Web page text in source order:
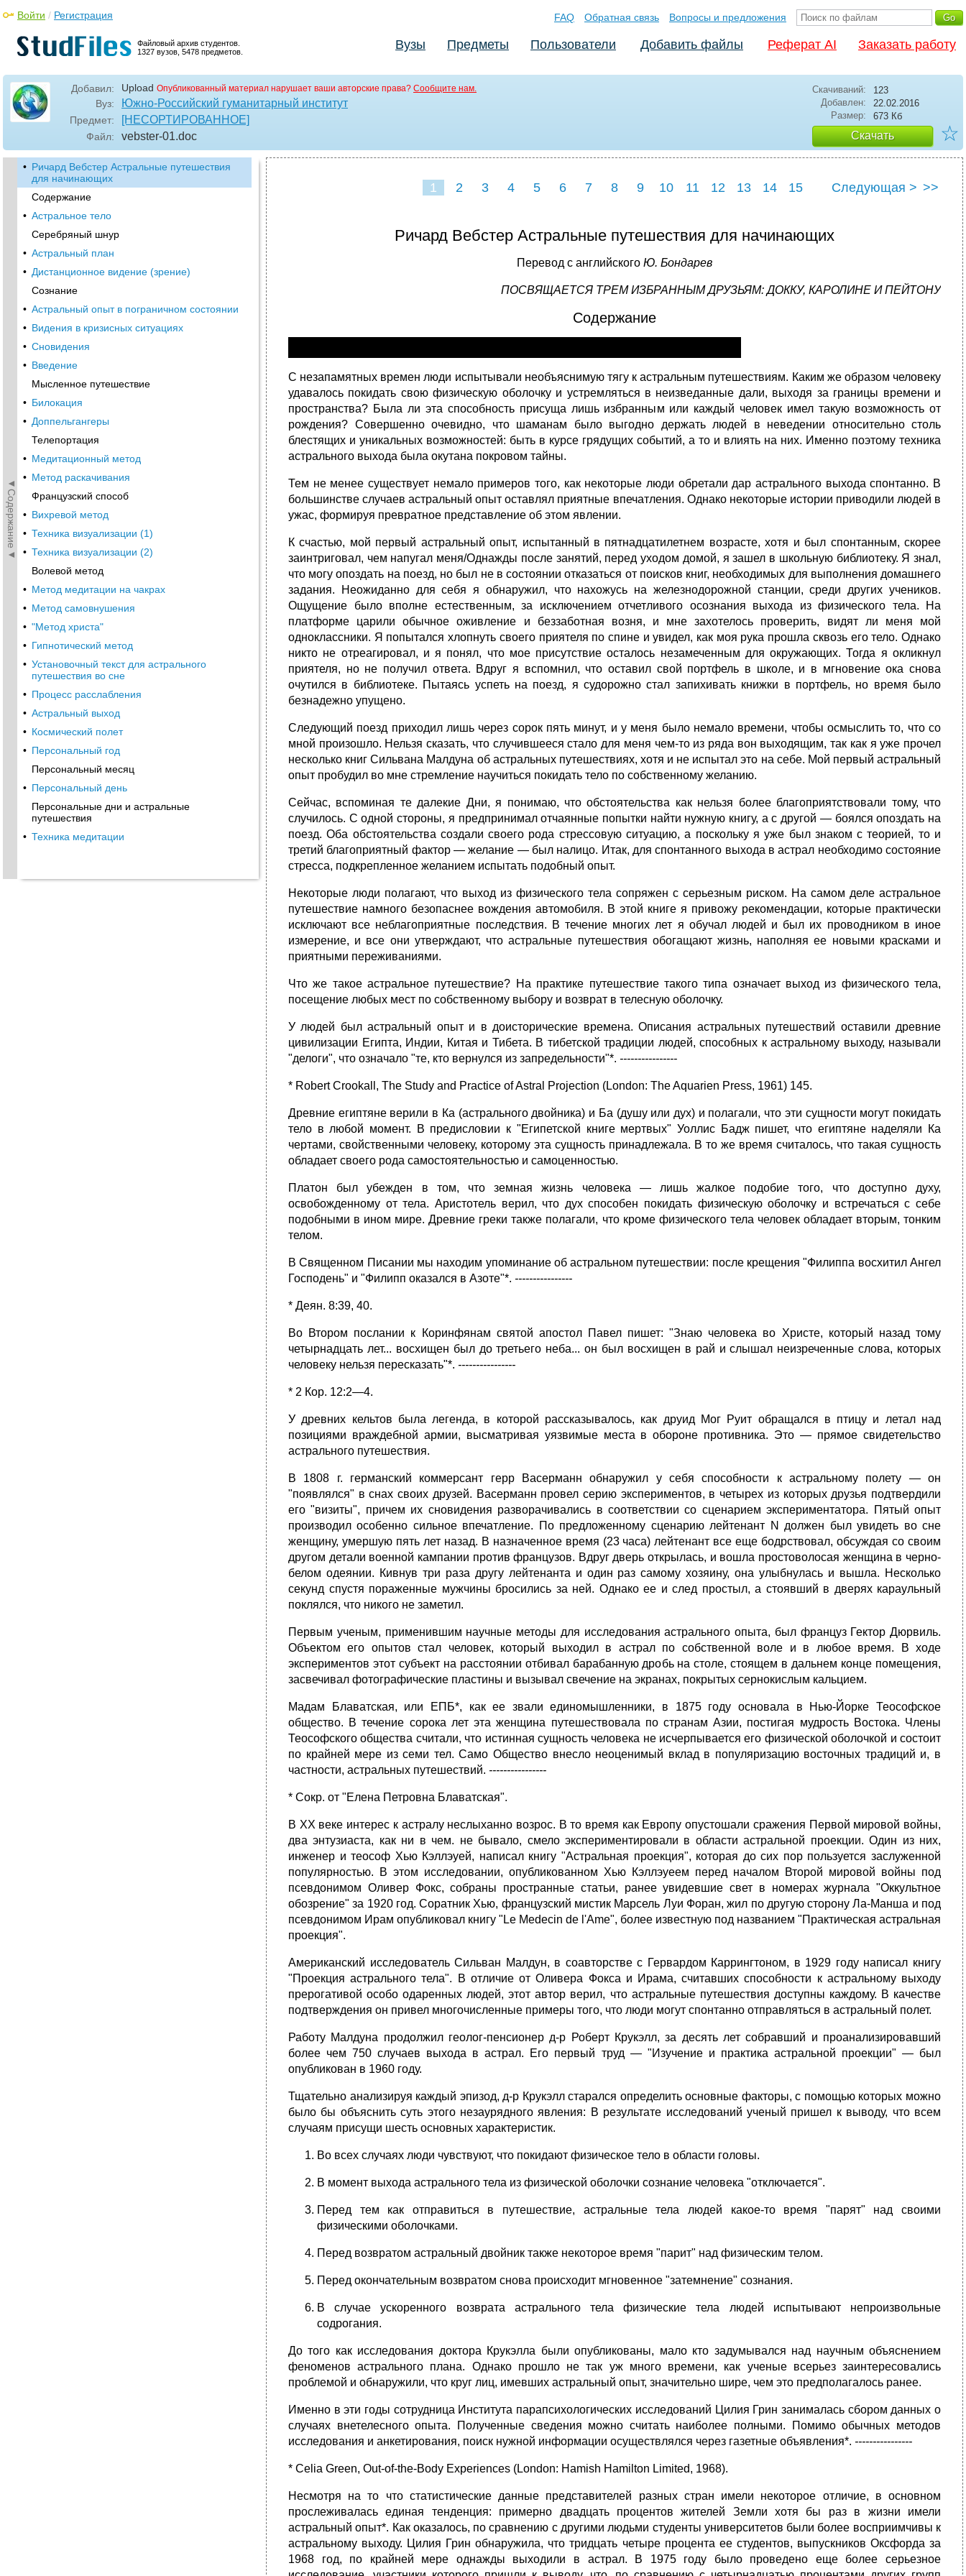
Файловый архив студентов.
1327 вузов, 5478 предметов.
Войти / Регистрация FAQ Обратная связь Вопросы и предложения
Вузы Предметы Пользователи Добавить файлы Реферат AI Заказать работу
Добавил: Upload Опубликованный материал нарушает ваши авторские права? Сообщите нам.
Вуз: Южно-Российский гуманитарный институт
Предмет: [НЕСОРТИРОВАННОЕ]
Файл: vebster-01.doc
Скачиваний:
123
Добавлен:
22.02.2016
Размер:
673 Кб
Скачать ☆
◄Содержание◄
• Ричард Вебстер Астральные путешествия
для начинающих
Содержание
• Астральное тело
Серебряный шнур
• Астральный план
• Дистанционное видение (зрение)
Сознание
• Астральный опыт в пограничном состоянии
• Видения в кризисных ситуациях
• Сновидения
• Введение
Мысленное путешествие
• Билокация
• Доппельгангеры
Телепортация
• Медитационный метод
• Метод раскачивания
Французский способ
• Вихревой метод
• Техника визуализации (1)
• Техника визуализации (2)
Волевой метод
• Метод медитации на чакрах
• Метод самовнушения
• "Метод христа"
• Гипнотический метод
• Установочный текст для астрального
путешествия во сне
• Процесс расслабления
• Астральный выход
• Космический полет
• Персональный год
Персональный месяц
• Персональный день
Персональные дни и астральные
путешествия
• Техника медитации
1 2 3 4 5 6 7 8 9 10 11 12 13 14
15
Следующая > >>
Ричард Вебстер Астральные путешествия для начинающих
Перевод с английского Ю. Бондарев
ПОСВЯЩАЕТСЯ ТРЕМ ИЗБРАННЫМ ДРУЗЬЯМ: ДОККУ, КАРОЛИНЕ И ПЕЙТОНУ
Содержание
С незапамятных времен люди испытывали необъяснимую тягу к астральным путешествиям. Каким же образом человеку
удавалось покидать свою физическую оболочку и устремляться в неизведанные дали, выходя за границы времени и
пространства? Была ли эта способность присуща лишь избранным или каждый человек имел такую возможность от
рождения? Совершенно очевидно, что шаманам было выгодно держать людей в неведении относительно столь
блестящих и уникальных возможностей: быть в курсе грядущих событий, а то и влиять на них. Именно поэтому техника
астрального выхода была окутана покровом тайны.
Тем не менее существует немало примеров того, как некоторые люди обретали дар астрального выхода спонтанно. В
большинстве случаев астральный опыт оставлял приятные впечатления. Однако некоторые истории приводили людей в
ужас, формируя превратное представление об этом явлении.
К счастью, мой первый астральный опыт, испытанный в пятнадцатилетнем возрасте, хотя и был спонтанным, скорее
заинтриговал, чем напугал меня/Однажды после занятий, перед уходом домой, я зашел в школьную библиотеку. Я знал,
что могу опоздать на поезд, но был не в состоянии отказаться от поисков книг, необходимых для выполнения домашнего
задания. Неожиданно для себя я обнаружил, что нахожусь на железнодорожной станции, среди других учеников.
Ощущение было вполне естественным, за исключением отчетливого осознания выхода из физического тела. На
платформе царили обычное оживление и беззаботная возня, и мне захотелось проверить, видят ли меня мой
одноклассники. Я попытался хлопнуть своего приятеля по спине и увидел, как моя рука прошла сквозь его тело. Однако
никто не отреагировал, и я понял, что мое присутствие осталось незамеченным для окружающих. Тогда я окликнул
приятеля, но не получил ответа. Вдруг я вспомнил, что оставил свой портфель в школе, и в мгновение ока снова
очутился в библиотеке. Пытаясь успеть на поезд, я судорожно стал запихивать книжки в портфель, но время было
безнадежно упущено.
Следующий поезд приходил лишь через сорок пять минут, и у меня было немало времени, чтобы осмыслить то, что со
мной произошло. Нельзя сказать, что случившееся стало для меня чем-то из ряда вон выходящим, так как я уже прочел
несколько книг Сильвана Малдуна об астральных путешествиях, хотя и не испытал это на себе. Мой первый астральный
опыт пробудил во мне стремление научиться покидать тело по собственному желанию.
Сейчас, вспоминая те далекие Дни, я понимаю, что обстоятельства как нельзя более благоприятствовали тому, что
случилось. С одной стороны, я предпринимал отчаянные попытки найти нужную книгу, а с другой — боялся опоздать на
поезд. Оба обстоятельства создали своего рода стрессовую ситуацию, а поскольку я уже был знаком с теорией, то и
третий благоприятный фактор — желание — был налицо. Итак, для спонтанного выхода в астрал необходимо состояние
стресса, подкрепленное желанием испытать подобный опыт.
Некоторые люди полагают, что выход из физического тела сопряжен с серьезным риском. На самом деле астральное
путешествие намного безопаснее вождения автомобиля. В этой книге я привожу рекомендации, которые практически
исключают все неблагоприятные последствия. В течение многих лет я обучал людей и был их проводником в иное
измерение, и все они утверждают, что астральные путешествия обогащают жизнь, наполняя ее новыми красками и
приятными переживаниями.
Что же такое астральное путешествие? На практике путешествие такого типа означает выход из физического тела,
посещение любых мест по собственному выбору и возврат в телесную оболочку.
У людей был астральный опыт и в доисторические времена. Описания астральных путешествий оставили древние
цивилизации Египта, Индии, Китая и Тибета. В тибетской традиции людей, способных к астральному выходу, называли
"делоги", что означало "те, кто вернулся из запредельности"*. ----------------
* Robert Crookall, The Study and Practice of Astral Projection (London: The Aquarien Press, 1961) 145.
Древние египтяне верили в Ка (астрального двойника) и Ба (душу или дух) и полагали, что эти сущности могут покидать
тело в любой момент. В предисловии к "Египетской книге мертвых" Уоллис Бадж пишет, что египтяне наделяли Ка
чертами, свойственными человеку, которому эта сущность принадлежала. В то же время считалось, что такая сущность
обладает своего рода самостоятельностью и самоценностью.
Платон был убежден в том, что земная жизнь человека — лишь жалкое подобие того, что доступно духу,
освобожденному от тела. Аристотель верил, что дух способен покидать физическую оболочку и встречаться с себе
подобными в ином мире. Древние греки также полагали, что кроме физического тела человек обладает вторым, тонким
телом.
В Священном Писании мы находим упоминание об астральном путешествии: после крещения "Филиппа восхитил Ангел
Господень" и "Филипп оказался в Азоте"*. ----------------
* Деян. 8:39, 40.
Во Втором послании к Коринфянам святой апостол Павел пишет: "Знаю человека во Христе, который назад тому
четырнадцать лет... восхищен был до третьего неба... он был восхищен в рай и слышал неизреченные слова, которых
человеку нельзя пересказать"*. ----------------
* 2 Кор. 12:2—4.
У древних кельтов была легенда, в которой рассказывалось, как друид Мог Руит обращался в птицу и летал над
позициями враждебной армии, высматривая уязвимые места в обороне противника. Это — прямое свидетельство
астрального путешествия.
В 1808 г. германский коммерсант герр Васерманн обнаружил у себя способности к астральному полету — он
"появлялся" в снах своих друзей. Васерманн провел серию экспериментов, в четырех из которых друзья подтвердили
его "визиты", причем их сновидения разворачивались в соответствии со сценарием экспериментатора. Пятый опыт
производил особенно сильное впечатление. По предложенному сценарию лейтенант N должен был увидеть во сне
женщину, умершую пять лет назад. В назначенное время (23 часа) лейтенант все еще бодрствовал, обсуждая со своим
другом детали военной кампании против французов. Вдруг дверь открылась, и вошла простоволосая женщина в черно-
белом одеянии. Кивнув три раза другу лейтенанта и один раз самому хозяину, она улыбнулась и вышла. Несколько
секунд спустя пораженные мужчины бросились за ней. Однако ее и след простыл, а стоявший в дверях караульный
поклялся, что никого не заметил.
Первым ученым, применившим научные методы для исследования астрального опыта, был француз Гектор Дюрвиль.
Объектом его опытов стал человек, который выходил в астрал по собственной воле и в любое время. В ходе
экспериментов этот субъект на расстоянии отбивал барабанную дробь на столе, стоящем в дальнем конце помещения,
засвечивал фотографические пластины и вызывал свечение на экранах, покрытых сернокислым кальцием.
Мадам Блаватская, или ЕПБ*, как ее звали единомышленники, в 1875 году основала в Нью-Йорке Теософское
общество. В течение сорока лет эта женщина путешествовала по странам Азии, постигая мудрость Востока. Члены
Теософского общества считали, что истинная сущность человека не исчерпывается его физической оболочкой и состоит
по крайней мере из семи тел. Само Общество внесло неоценимый вклад в популяризацию восточных традиций и, в
частности, астральных путешествий. ----------------
* Сокр. от "Елена Петровна Блаватская".
В XX веке интерес к астралу неслыханно возрос. В то время как Европу опустошали сражения Первой мировой войны,
два энтузиаста, как ни в чем. не бывало, смело экспериментировали в области астральной проекции. Один из них,
инженер и теософ Хью Кэллэуей, написал книгу "Астральная проекция", которая до сих пор пользуется заслуженной
популярностью. В этом исследовании, опубликованном Хью Кэллэуеем перед началом Второй мировой войны под
псевдонимом Оливер Фокс, собраны пространные статьи, ранее увидевшие свет в номерах журнала "Оккультное
обозрение" за 1920 год. Соратник Хью, французский мистик Марсель Луи Форан, жил по другую сторону Ла-Манша и под
псевдонимом Ирам опубликовал книгу "Le Medecin de l'Ame", более известную под названием "Практическая астральная
проекция".
Американский исследователь Сильван Малдун, в соавторстве с Гервардом Каррингтоном, в 1929 году написал книгу
"Проекция астрального тела". В отличие от Оливера Фокса и Ирама, считавших способности к астральному выходу
прерогативой особо одаренных людей, этот автор верил, что астральные путешествия доступны каждому. В качестве
подтверждения он привел многочисленные примеры того, что люди могут спонтанно отправляться в астральный полет.
Работу Малдуна продолжил геолог-пенсионер д-р Роберт Крукэлл, за десять лет собравший и проанализировавший
более чем 750 случаев выхода в астрал. Его первый труд — "Изучение и практика астральной проекции" — был
опубликован в 1960 году.
Тщательно анализируя каждый эпизод, д-р Крукэлл старался определить основные факторы, с помощью которых можно
было бы объяснить суть этого незаурядного явления: В результате исследований ученый пришел к выводу, что всем
случаям присущи шесть основных характеристик.
Во всех случаях люди чувствуют, что покидают физическое тело в области головы.
В момент выхода астрального тела из физической оболочки сознание человека "отключается".
Перед тем как отправиться в путешествие, астральные тела людей какое-то время "парят" над своими
физическими оболочками.
Перед возвратом астральный двойник также некоторое время "парит" над физическим телом.
Перед окончательным возвратом снова происходит мгновенное "затемнение" сознания.
В случае ускоренного возврата астрального тела физические тела людей испытывают непроизвольные
содрогания.
До того как исследования доктора Крукэлла были опубликованы, мало кто задумывался над научным объяснением
феноменов астрального плана. Однако прошло не так уж много времени, как ученые всерьез заинтересовались
проблемой и обнаружили, что круг лиц, имевших астральный опыт, значительно шире, чем это предполагалось ранее.
Именно в эти годы сотрудница Института парапсихологических исследований Цилия Грин занималась сбором данных о
случаях внетелесного опыта. Полученные сведения можно считать наиболее полными. Помимо обычных методов
исследования и анкетирования, поиск нужной информации осуществлялся через газетные объявления*. ----------------
* Celia Green, Out-of-the-Body Experiences (London: Hamish Hamilton Limited, 1968).
Несмотря на то что статистические данные представителей разных стран имели некоторое отличие, в основном
прослеживалась единая тенденция: примерно двадцать процентов жителей Земли хотя бы раз в жизни имели
астральный опыт*. Как оказалось, по сравнению с другими людьми студенты университетов были более восприимчивы к
астральному выходу. Цилия Грин обнаружила, что тридцать четыре процента ее студентов, выпускников Оксфорда за
1968 год, по крайней мере однажды выходили в астрал. В 1975 году было проведено еще более серьезное